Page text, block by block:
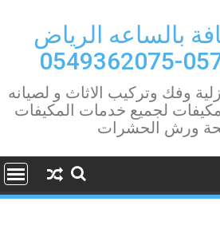
بالساعه الرياض
وفك وتركيب الاثاث و لصيانه
لجميع خدمات المكيفات
ورش الحشرات